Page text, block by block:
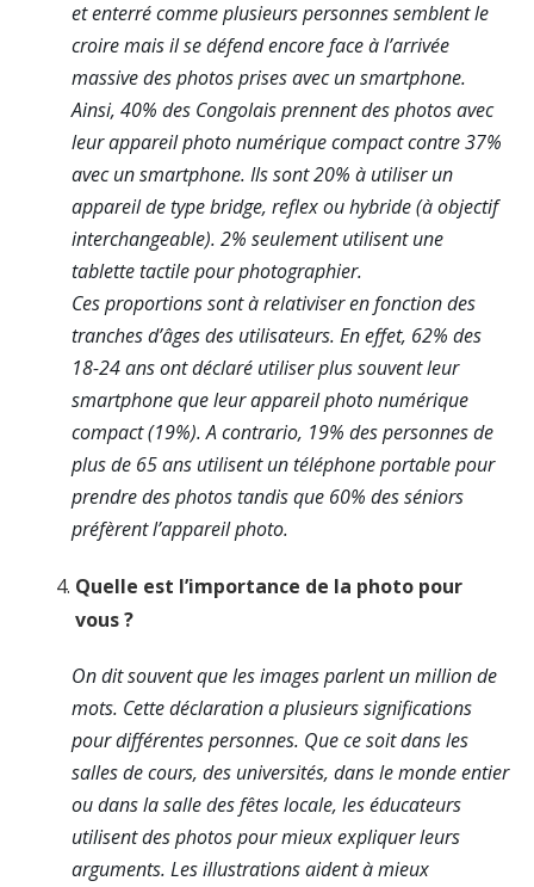
et enterré comme plusieurs personnes semblent le
croire mais il se défend encore face à l’arrivée
massive des photos prises avec un smartphone.
Ainsi, 40% des Congolais prennent des photos avec
leur appareil photo numérique compact contre 37%
avec un smartphone. Ils sont 20% à utiliser un
appareil de type bridge, reflex ou hybride (à objectif
interchangeable). 2% seulement utilisent une
tablette tactile pour photographier.
Ces proportions sont à relativiser en fonction des
tranches d’âges des utilisateurs. En effet, 62% des
18-24 ans ont déclaré utiliser plus souvent leur
smartphone que leur appareil photo numérique
compact (19%). A contrario, 19% des personnes de
plus de 65 ans utilisent un téléphone portable pour
prendre des photos tandis que 60% des séniors
préfèrent l’appareil photo.
Quelle est l’importance de la photo pour
vous ?
On dit souvent que les images parlent un million de
mots. Cette déclaration a plusieurs significations
pour différentes personnes. Que ce soit dans les
salles de cours, des universités, dans le monde entier
ou dans la salle des fêtes locale, les éducateurs
utilisent des photos pour mieux expliquer leurs
arguments. Les illustrations aident à mieux